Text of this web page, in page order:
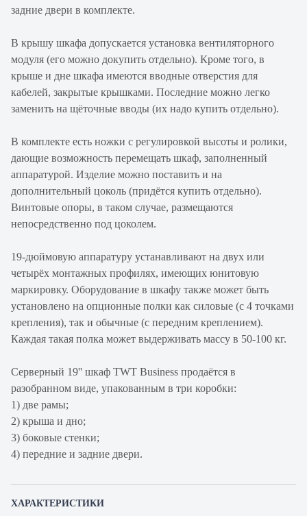
задние двери в комплекте.
В крышу шкафа допускается установка вентиляторного
модуля (его можно докупить отдельно). Кроме того, в
крыше и дне шкафа имеются вводные отверстия для
кабелей, закрытые крышками. Последние можно легко
заменить на щёточные вводы (их надо купить отдельно).
В комплекте есть ножки с регулировкой высоты и ролики,
дающие возможность перемещать шкаф, заполненный
аппаратурой. Изделие можно поставить и на
дополнительный цоколь (придётся купить отдельно).
Винтовые опоры, в таком случае, размещаются
непосредственно под цоколем.
19-дюймовую аппаратуру устанавливают на двух или
четырёх монтажных профилях, имеющих юнитовую
маркировку. Оборудование в шкафу также может быть
установлено на опционные полки как силовые (с 4 точками
крепления), так и обычные (с передним креплением).
Каждая такая полка может выдерживать массу в 50-100 кг.
Серверный 19'' шкаф TWT Business продаётся в
разобранном виде, упакованным в три коробки:
1) две рамы;
2) крыша и дно;
3) боковые стенки;
4) передние и задние двери.
ХАРАКТЕРИСТИКИ